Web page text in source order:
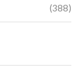
(388)